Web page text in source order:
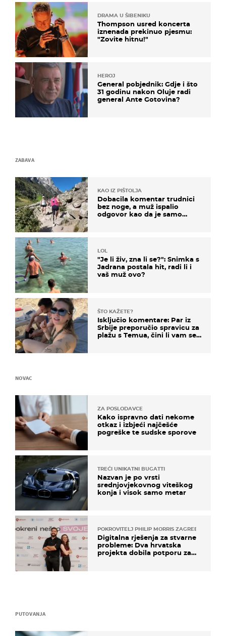
DRAMA U ŠIBENIKU
Thompson usred koncerta
iznenada prekinuo pjesmu:
"Zovite hitnu!"
HEROJ
General pobjednik: Gdje i što
31 godinu nakon Oluje radi
general Ante Gotovina?
ZABAVA
KAO IZ PIŠTOLJA
Dobacila komentar trudnici
bez noge, a muž ispalio
odgovor kao da je samo
LOL
"Je li živ, zna li se?": Snimka s
Jadrana postala hit, radi li i
vaš muž ovo?
ŠTO KAŽETE?
Isključio komentare: Par iz
Srbije preporučio spravicu za
plažu s Temua, čini li vam se
PUTOVANJA
NOVAC
ZA POSLODAVCE
Kako ispravno dati nekome
otkaz i izbjeći najčešće
pogreške te sudske sporove
TREĆI UNIKATNI BUGATTI
Nazvan je po vrsti
srednjovjekovnog viteškog
konja i visok samo metar
POKROVITELJ PHILIP MORRIS ZAGREB
Digitalna rješenja za stvarne
probleme: Dva hrvatska
projekta dobila potporu za